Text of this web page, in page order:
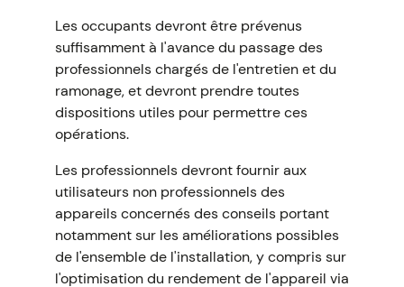
Les occupants devront être prévenus
suffisamment à l'avance du passage des
professionnels chargés de l'entretien et du
ramonage, et devront prendre toutes
dispositions utiles pour permettre ces
opérations.
Les professionnels devront fournir aux
utilisateurs non professionnels des
appareils concernés des conseils portant
notamment sur les améliorations possibles
de l'ensemble de l'installation, y compris sur
l'optimisation du rendement de l'appareil via